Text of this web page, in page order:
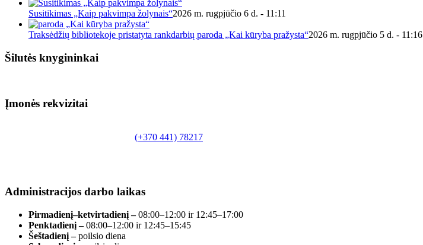
Susitikimas „Kaip pakvimpa žolynais“2026 m. rugpjūčio 6 d. - 11:11
Traksėdžių bibliotekoje pristatyta rankdarbių paroda „Kai kūryba pražysta“2026 m. rugpjūčio 5 d. - 11:16
Šilutės knygininkai
Įmonės rekvizitai
(+370 441) 78217
Administracijos darbo laikas
Pirmadienį–ketvirtadienį –08:00–12:00 ir 12:45–17:00
Penktadienį –08:00–12:00 ir 12:45–15:45
Šeštadienį –poilsio diena